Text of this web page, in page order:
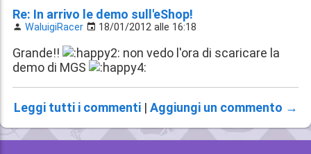
Re: In arrivo le demo sull'eShop!
WaluigiRacer 18/01/2012 alle 16:18
Grande!!
non vedo l'ora di scaricare la
demo di MGS
Leggi tutti i commenti| Aggiungi un commento →